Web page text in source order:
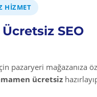
HIZMET
SEO
pazaryeri mağazanıza
ücretsiz
ve ergonomik
JuniorYağlı Boya
edilmesi gereken
uygun fırça ile
kullanılırken